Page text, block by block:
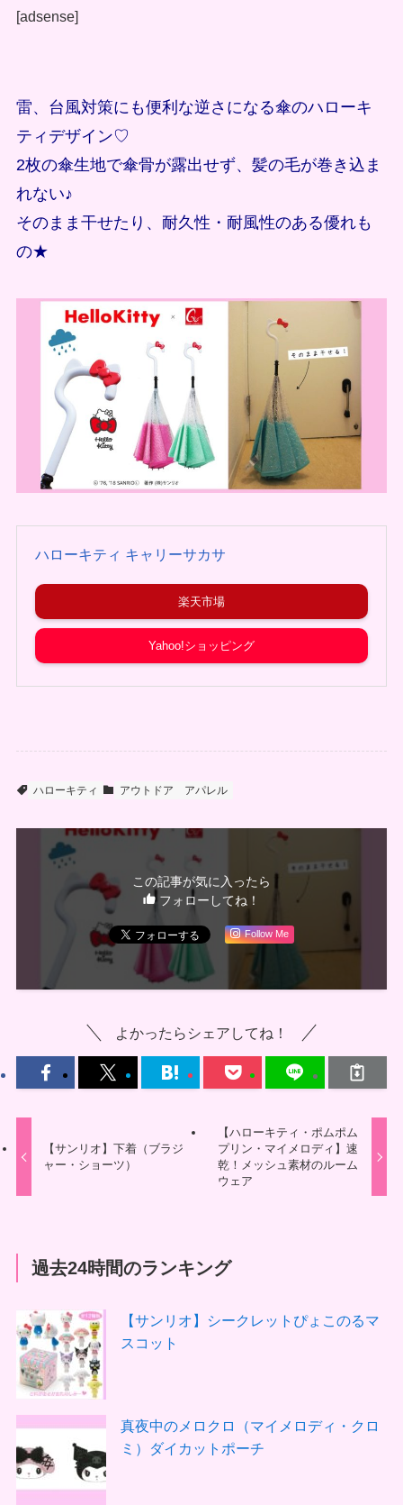
[adsense]
雷、台風対策にも便利な逆さになる傘のハローキ
ティデザイン♡
2枚の傘生地で傘骨が露出せず、髪の毛が巻き込ま
れない♪
そのまま干せたり、耐久性・耐風性のある優れも
の★
ハローキティ キャリーサカサ
楽天市場
Yahoo!ショッピング
ハローキティ アウトドア アパレル
この記事が気に入ったら
フォローしてね！
Follow Me
よかったらシェアしてね！
【サンリオ】下着（ブラジ
ャー・ショーツ）
【ハローキティ・ポムポム
プリン・マイメロディ】速
乾！メッシュ素材のルーム
ウェア
過去24時間のランキング
【サンリオ】シークレットぴょこのるマ
スコット
真夜中のメロクロ（マイメロディ・クロ
ミ）ダイカットポーチ